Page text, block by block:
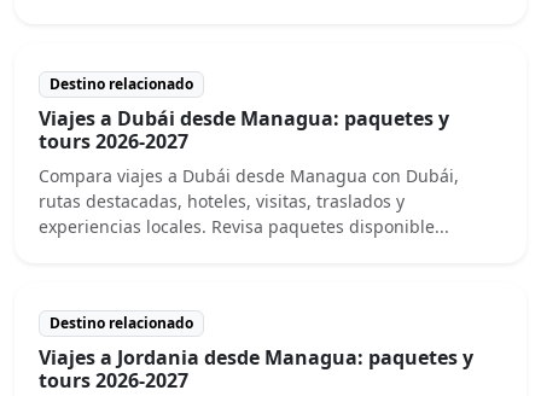
Destino relacionado
Viajes a Dubái desde Managua: paquetes y
tours 2026-2027
Compara viajes a Dubái desde Managua con Dubái,
rutas destacadas, hoteles, visitas, traslados y
experiencias locales. Revisa paquetes disponible...
Destino relacionado
Viajes a Jordania desde Managua: paquetes y
tours 2026-2027